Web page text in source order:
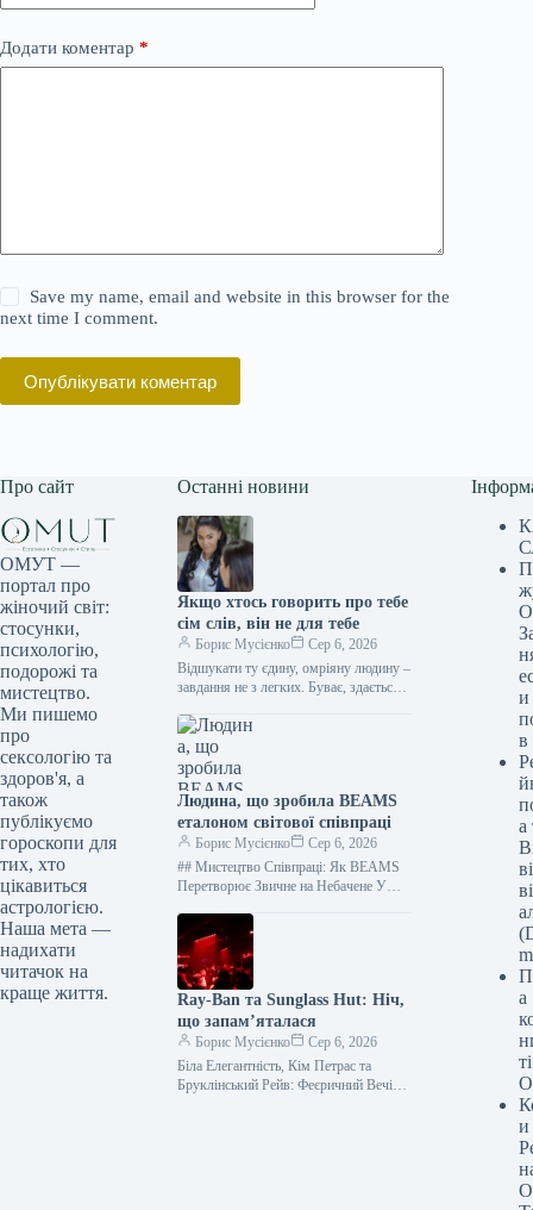
Додати коментар *
Save my name, email and website in this browser for the
next time I comment.
Опублікувати коментар
Про сайт
ОМУТ —
портал про
жіночий світ:
стосунки,
психологію,
подорожі та
мистецтво.
Ми пишемо
про
сексологію та
здоров'я, а
також
публікуємо
гороскопи для
тих, хто
цікавиться
астрологією.
Наша мета —
надихати
читачок на
краще життя.
Останні новини
Якщо хтось говорить про тебе
сім слів, він не для тебе
Борис Мусієнко
Сер 6, 2026
Відшукати ту єдину, омріяну людину –
завдання не з легких. Буває, здається,
Людина, що зробила BEAMS
еталоном світової співпраці
Борис Мусієнко
Сер 6, 2026
## Мистецтво Співпраці: Як BEAMS
Перетворює Звичне на Небачене У
народжується з поєднання інновацій та
бездоганного…
Ray-Ban та Sunglass Hut: Ніч,
що запам’яталася
Борис Мусієнко
Сер 6, 2026
Біла Елегантність, Кім Петрас та
Бруклінський Рейв: Феєричний Вечір
и
в
а
а
и